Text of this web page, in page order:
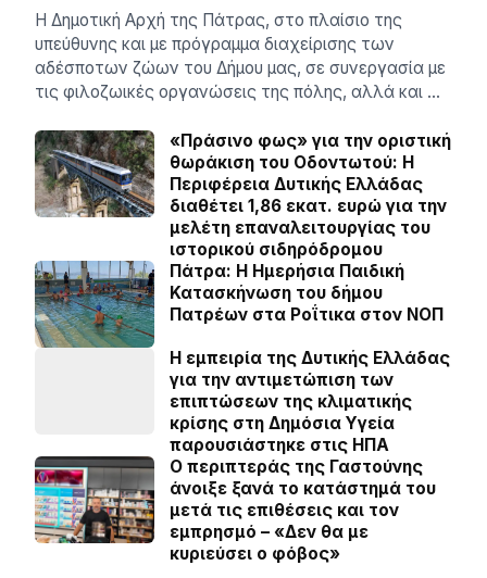
Η Δημοτική Αρχή της Πάτρας, στο πλαίσιο της
υπεύθυνης και με πρόγραμμα διαχείρισης των
αδέσποτων ζώων του Δήμου μας, σε συνεργασία με
τις φιλοζωικές οργανώσεις της πόλης, αλλά και …
«Πράσινο φως» για την οριστική
θωράκιση του Οδοντωτού: Η
Περιφέρεια Δυτικής Ελλάδας
διαθέτει 1,86 εκατ. ευρώ για την
μελέτη επαναλειτουργίας του
ιστορικού σιδηρόδρομου
Πάτρα: Η Ημερήσια Παιδική
Κατασκήνωση του δήμου
Πατρέων στα Ροΐτικα στον ΝΟΠ
Η εμπειρία της Δυτικής Ελλάδας
για την αντιμετώπιση των
επιπτώσεων της κλιματικής
κρίσης στη Δημόσια Υγεία
παρουσιάστηκε στις ΗΠΑ
Ο περιπτεράς της Γαστούνης
άνοιξε ξανά το κατάστημά του
μετά τις επιθέσεις και τον
εμπρησμό – «Δεν θα με
κυριεύσει ο φόβος»